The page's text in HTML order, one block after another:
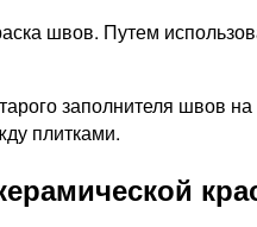
швов. Путем
заполнителя швов
плитками.